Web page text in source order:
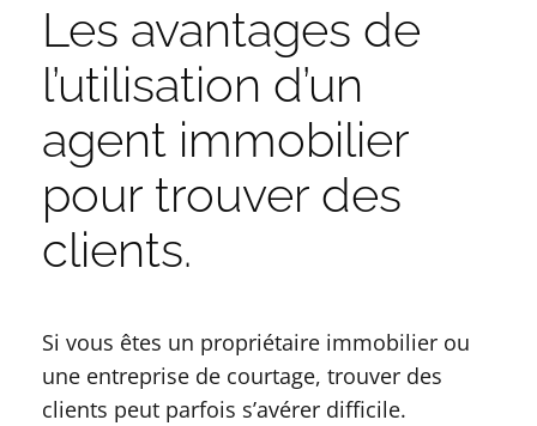
Les avantages de
l’utilisation d’un
agent immobilier
pour trouver des
clients.
Si vous êtes un propriétaire immobilier ou
une entreprise de courtage, trouver des
clients peut parfois s’avérer difficile.